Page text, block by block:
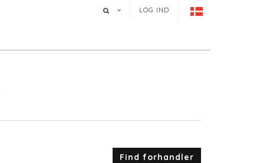
LOG IND
Find forhandler